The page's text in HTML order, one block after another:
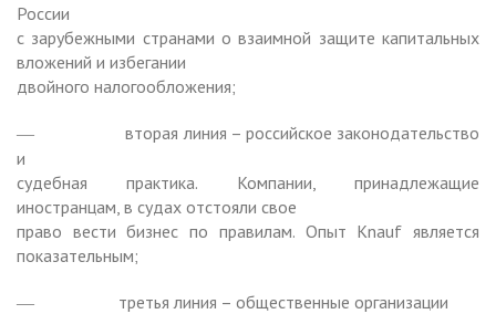
России
с зарубежными странами о взаимной защите капитальных
вложений и избегании
двойного налогообложения;
—
вторая линия – российское законодательство
и
судебная практика. Компании, принадлежащие
иностранцам, в судах отстояли свое
право вести бизнес по правилам. Опыт Knauf является
показательным;
—
третья линия – общественные организации